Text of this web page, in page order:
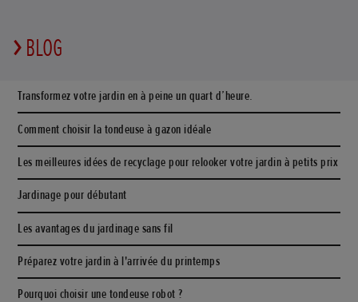
BLOG
Transformez votre jardin en à peine un quart d’heure.
Comment choisir la tondeuse à gazon idéale
Les meilleures idées de recyclage pour relooker votre jardin à petits prix
Jardinage pour débutant
Les avantages du jardinage sans fil
Préparez votre jardin à l'arrivée du printemps
Pourquoi choisir une tondeuse robot ?